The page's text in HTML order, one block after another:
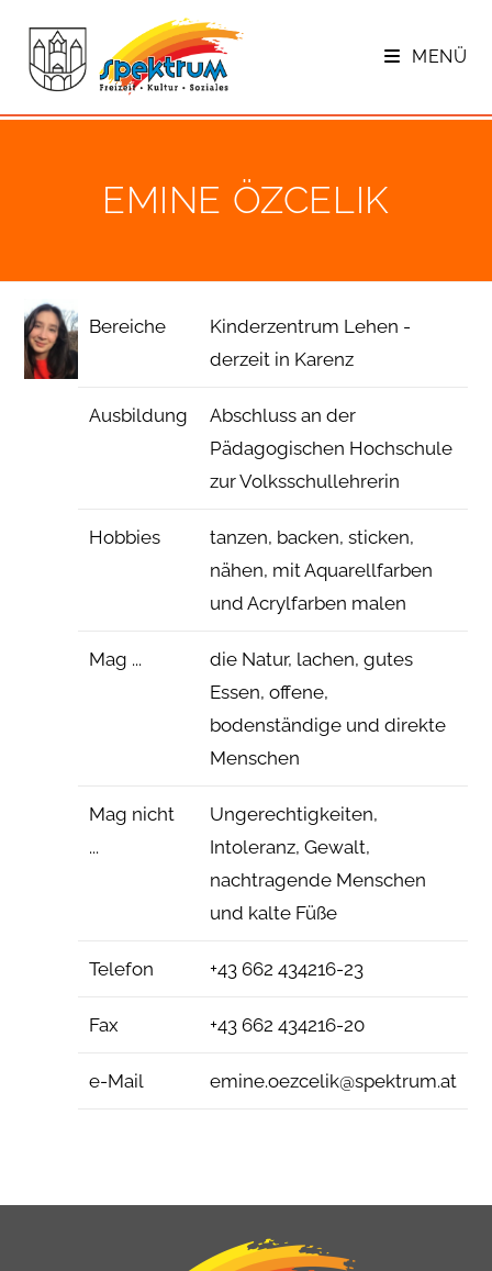
Inhalt
springen
MENÜ
EMINE ÖZCE­LIK
Bereiche
Kinderzentrum Lehen -
derzeit in Karenz
Ausbildung
Abschluss an der
Pädagogischen Hochschule
zur Volksschullehrerin
Hobbies
tanzen, backen, sticken,
nähen, mit Aquarellfarben
und Acrylfarben malen
Mag ...
die Natur, lachen, gutes
Essen, offene,
bodenständige und direkte
Menschen
Mag nicht
...
Ungerechtigkeiten,
Intoleranz, Gewalt,
nachtragende Menschen
und kalte Füße
Telefon +43 662 434216-23
Fax +43 662 434216-20
e-Mail emine.oezcelik@spektrum.at